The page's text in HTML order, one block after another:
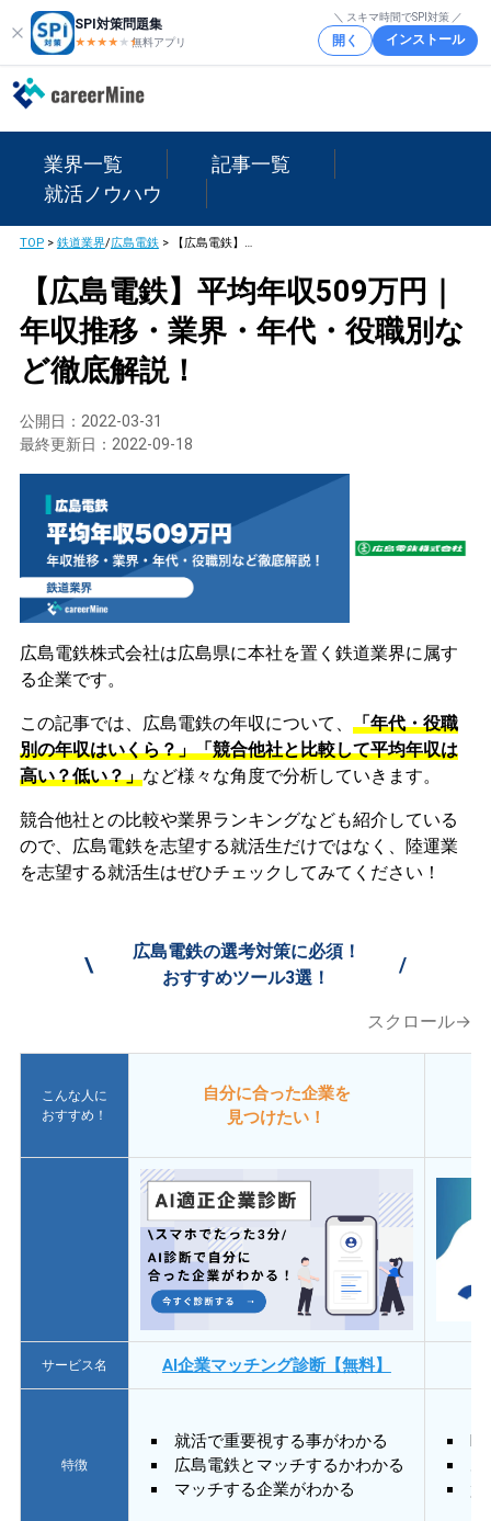
SPI対策問題集
★★★★ ★★
無料アプリ
＼ スキマ時間でSPI対策 ／
開く インストール
業界一覧
記事一覧
就活ノウハウ
TOP> 鉄道業界/広島電鉄> 【広島電鉄】平均年収509万円｜年収推移・業界・年代・役職別など徹底解説！
【広島電鉄】平均年収509万円｜
年収推移・業界・年代・役職別な
ど徹底解説！
公開日： 2022-03-31
最終更新日： 2022-09-18
広島電鉄株式会社は広島県に本社を置く鉄道業界に属す
る企業です。
この記事では、広島電鉄の年収について、 「年代・役職
別の年収はいくら？」「競合他社と比較して平均年収は
高い？低い？」など様々な角度で分析していきます。
競合他社との比較や業界ランキングなども紹介している
ので、広島電鉄を志望する就活生だけではなく、陸運業
を志望する就活生はぜひチェックしてみてください！
\
広島電鉄の選考対策に必須！
おすすめツール3選！
/
スクロール→
こんな人に
おすすめ！
自分に合った企業を
見つけたい！
サービス名 AI企業マッチング診断【無料】
特徴
就活で重要視する事がわかる
広島電鉄とマッチするかわかる
マッチする企業がわかる
質